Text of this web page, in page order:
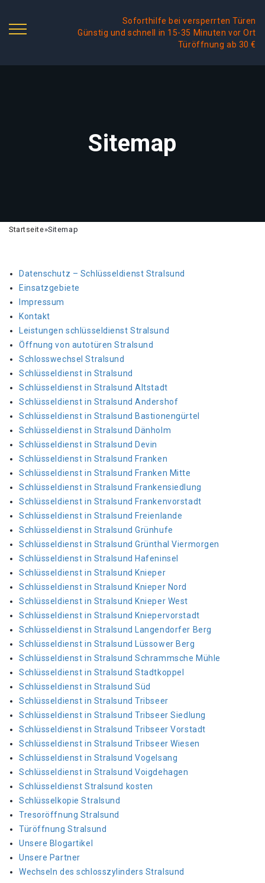
Soforthilfe bei versperrten Türen
Günstig und schnell in 15-35 Minuten vor Ort
Türöffnung ab 30 €
Sitemap
Startseite»Sitemap
Datenschutz – Schlüsseldienst Stralsund
Einsatzgebiete
Impressum
Kontakt
Leistungen schlüsseldienst Stralsund
Öffnung von autotüren Stralsund
Schlosswechsel Stralsund
Schlüsseldienst in Stralsund
Schlüsseldienst in Stralsund Altstadt
Schlüsseldienst in Stralsund Andershof
Schlüsseldienst in Stralsund Bastionengürtel
Schlüsseldienst in Stralsund Dänholm
Schlüsseldienst in Stralsund Devin
Schlüsseldienst in Stralsund Franken
Schlüsseldienst in Stralsund Franken Mitte
Schlüsseldienst in Stralsund Frankensiedlung
Schlüsseldienst in Stralsund Frankenvorstadt
Schlüsseldienst in Stralsund Freienlande
Schlüsseldienst in Stralsund Grünhufe
Schlüsseldienst in Stralsund Grünthal Viermorgen
Schlüsseldienst in Stralsund Hafeninsel
Schlüsseldienst in Stralsund Knieper
Schlüsseldienst in Stralsund Knieper Nord
Schlüsseldienst in Stralsund Knieper West
Schlüsseldienst in Stralsund Kniepervorstadt
Schlüsseldienst in Stralsund Langendorfer Berg
Schlüsseldienst in Stralsund Lüssower Berg
Schlüsseldienst in Stralsund Schrammsche Mühle
Schlüsseldienst in Stralsund Stadtkoppel
Schlüsseldienst in Stralsund Süd
Schlüsseldienst in Stralsund Tribseer
Schlüsseldienst in Stralsund Tribseer Siedlung
Schlüsseldienst in Stralsund Tribseer Vorstadt
Schlüsseldienst in Stralsund Tribseer Wiesen
Schlüsseldienst in Stralsund Vogelsang
Schlüsseldienst in Stralsund Voigdehagen
Schlüsseldienst Stralsund kosten
Schlüsselkopie Stralsund
Tresoröffnung Stralsund
Türöffnung Stralsund
Unsere Blogartikel
Unsere Partner
Wechseln des schlosszylinders Stralsund